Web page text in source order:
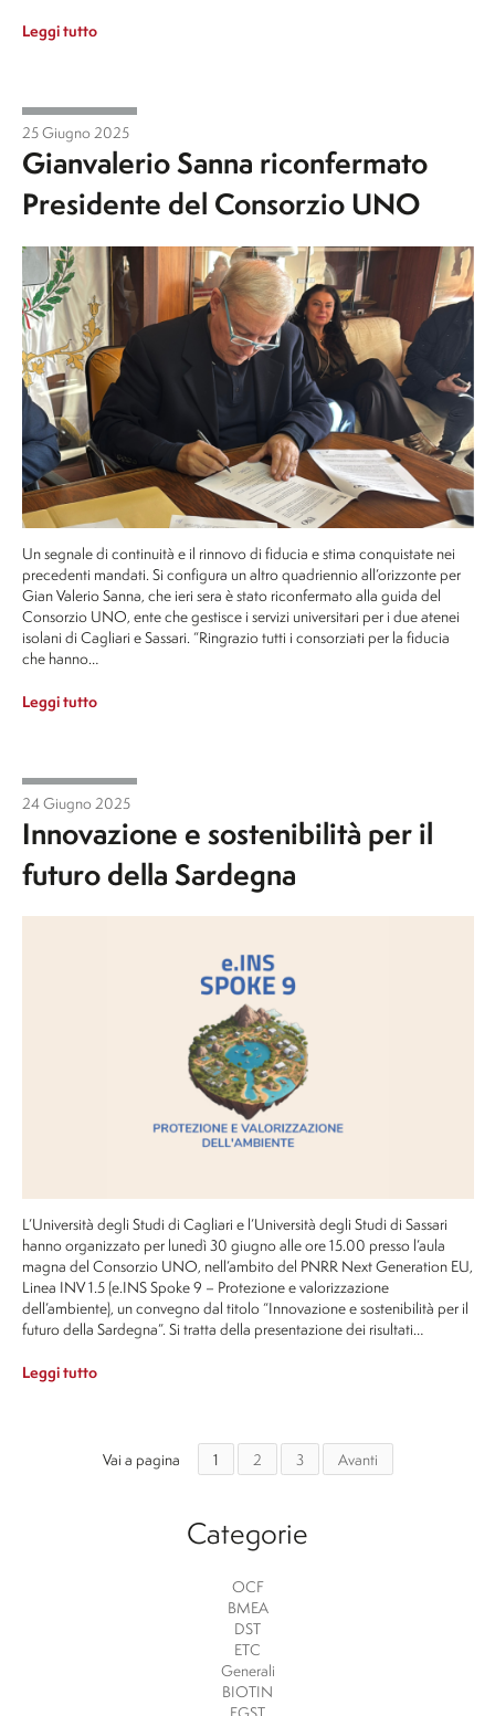
Leggi tutto
25 Giugno 2025
Gianvalerio Sanna riconfermato
Presidente del Consorzio UNO
Un segnale di continuità e il rinnovo di fiducia e stima conquistate nei
precedenti mandati. Si configura un altro quadriennio all’orizzonte per
Gian Valerio Sanna, che ieri sera è stato riconfermato alla guida del
Consorzio UNO, ente che gestisce i servizi universitari per i due atenei
isolani di Cagliari e Sassari. “Ringrazio tutti i consorziati per la fiducia
che hanno…
Leggi tutto
24 Giugno 2025
Innovazione e sostenibilità per il
futuro della Sardegna
L’Università degli Studi di Cagliari e l’Università degli Studi di Sassari
hanno organizzato per lunedì 30 giugno alle ore 15.00 presso l’aula
magna del Consorzio UNO, nell’ambito del PNRR Next Generation EU,
Linea INV 1.5 (e.INS Spoke 9 – Protezione e valorizzazione
dell’ambiente), un convegno dal titolo “Innovazione e sostenibilità per il
futuro della Sardegna”. Si tratta della presentazione dei risultati…
Leggi tutto
Vai a pagina 1 2 3 Avanti
Categorie
OCF
BMEA
DST
ETC
Generali
BIOTIN